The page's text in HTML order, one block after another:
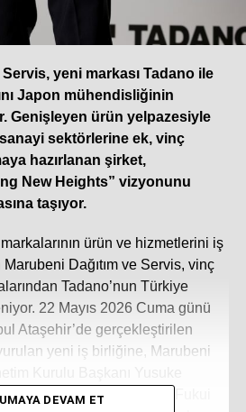
Servis, yeni markası Tadano ile
Japon mühendisliğinin
Genişleyen ürün yelpazesiyle
sektörlerine ek, vinç
hazırlanan şirket,
New Heights” vizyonunu
taşıyor.
ürün ve hizmetlerini iş
Dağıtım ve Servis, vinç
Tadano’nun Türkiye
22 Mayıs 2026 Cuma günü
Ataşehir’de gerçekleştirilen
yeni iş birliğine, Marubeni
Officer’ı Takashi Fukui
DEVAM ET